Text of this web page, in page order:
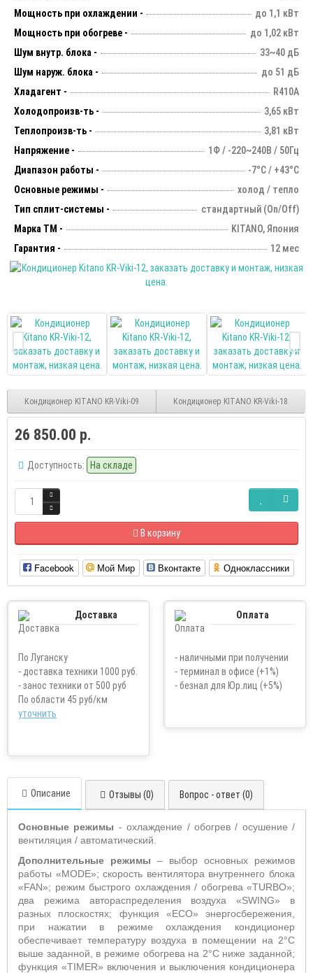
Мощность при охлаждении -
до 1,1 кВт
Мощность при обогреве -
до 1,02 кВт
Шум внутр. блока -
33~40 дБ
Шум наруж. блока -
до 51 дБ
Хладагент -
R410A
Холодопроизв-ть -
3,65 кВт
Теплопроизв-ть -
3,81 кВт
Напряжение -
1Ф / -220~240В / 50Гц
Диапазон работы -
-7°С / +43°С
Основные режимы -
холод / тепло
Тип сплит-системы -
стандартный (On/Off)
Марка ТМ -
KITANO, Япония
Гарантия -
12 мес
Кондиционер KITANO KR-Viki-09 Кондиционер KITANO KR-Viki-18
26 850.00 р.
Доступность: На складе
В корзину
Facebook Мой Мир Вконтакте Одноклассники
Доставка
По Луганску
- доставка техники 1000 руб.
- занос техники от 500 руб
По области 45 руб/км
уточнить
Оплата
- наличными при получении
- терминал в офисе (+1%)
- безнал для Юр.лиц (+5%)
Описание Отзывы (0) Вопрос - ответ (0)
Основные режимы - охлаждение / обогрев / осушение /
вентиляция / автоматический.
Дополнительные режимы – выбор основных режимов
работы «MODE»; скорость вентилятора внутреннего блока
«FAN»; режим быстрого охлаждения / обогрева «TURBO»;
два режима автораспределения воздуха «SWING» в
разных плоскостях; функция «ECO» энергосбережения,
при нажатии в режиме охлаждения кондиционер
обеспечивает температуру воздуха в помещении на 2°С
выше заданной, в режиме обогрева на 2°С ниже заданной;
функция «TIMER» включения и выключения кондиционера